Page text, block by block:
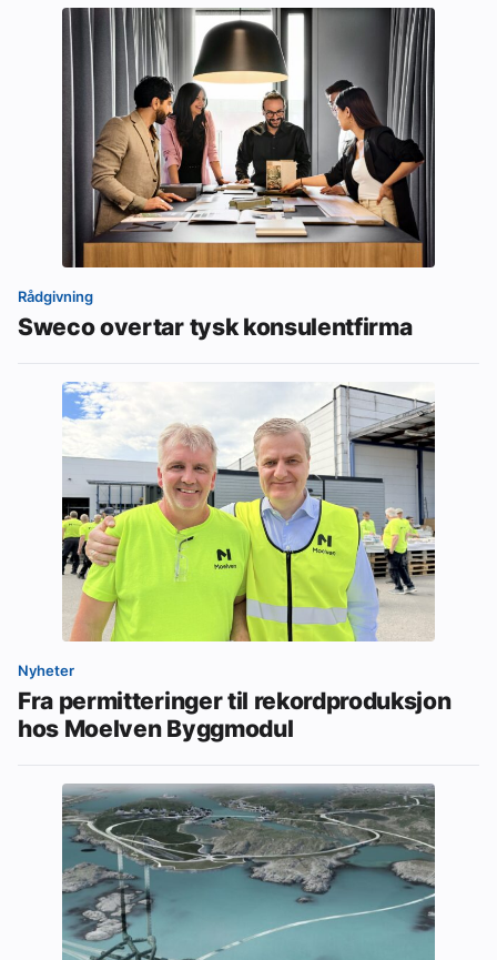
Rådgivning
Sweco overtar tysk konsulentfirma
Nyheter
Fra permitteringer til rekordproduksjon
hos Moelven Byggmodul